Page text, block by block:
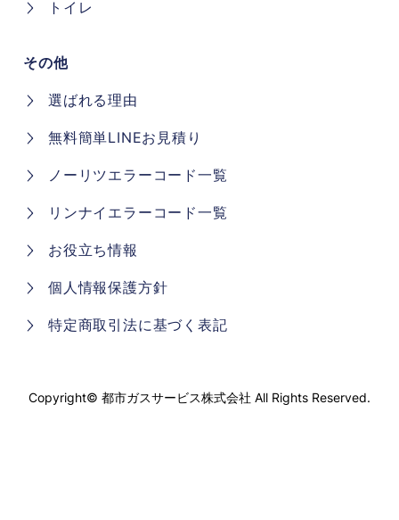
Copyright© 都市ガスサービス株式会社 All Rights Reserved.
トイレ
個人情報保護方針
お役立ち情報
リンナイエラーコード一覧
ノーリツエラーコード一覧
無料簡単LINEお見積り
選ばれる理由
その他
特定商取引法に基づく表記